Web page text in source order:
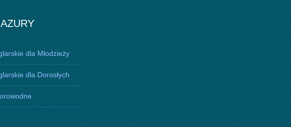
dla Młodzieży
dla Dorosłych